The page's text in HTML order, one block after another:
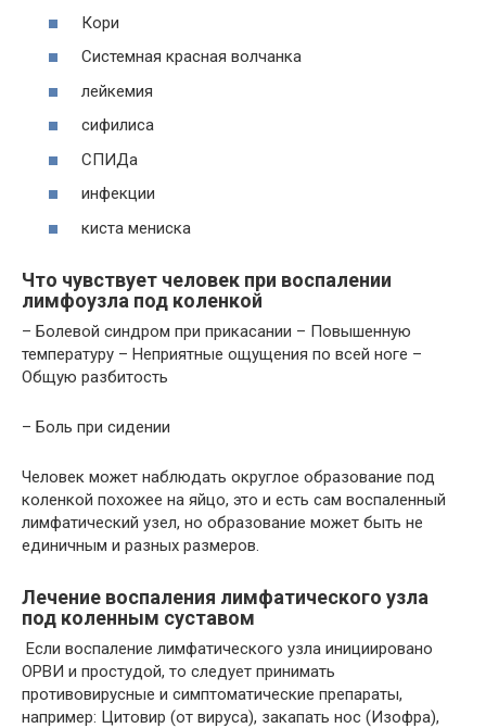
Кори
Системная красная волчанка
лейкемия
сифилиса
СПИДа
инфекции
киста мениска
Что чувствует человек при воспалении
лимфоузла под коленкой
– Болевой синдром при прикасании – Повышенную
температуру – Неприятные ощущения по всей ноге –
Общую разбитость
– Боль при сидении
Человек может наблюдать округлое образование под
коленкой похожее на яйцо, это и есть сам воспаленный
лимфатический узел, но образование может быть не
единичным и разных размеров.
Лечение воспаления лимфатического узла
под коленным суставом
Если воспаление лимфатического узла инициировано
ОРВИ и простудой, то следует принимать
противовирусные и симптоматические препараты,
например: Цитовир (от вируса), закапать нос (Изофра),